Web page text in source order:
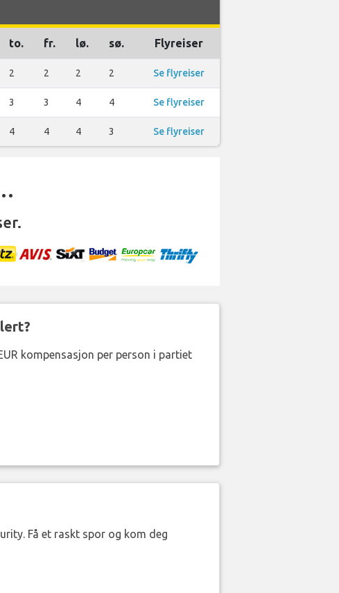
to. fr. lø. sø. Flyreiser
2 2 2 2 Se flyreiser
3 3 4 4 Se flyreiser
4 4 4 3 Se flyreiser
kompensasjon per person i partiet
Få et raskt spor og kom deg